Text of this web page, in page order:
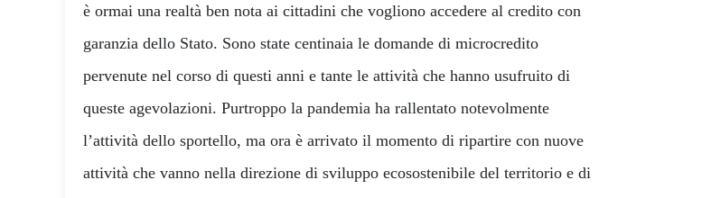
è ormai una realtà ben nota ai cittadini che vogliono accedere al credito con
garanzia dello Stato. Sono state centinaia le domande di microcredito
pervenute nel corso di questi anni e tante le attività che hanno usufruito di
queste agevolazioni. Purtroppo la pandemia ha rallentato notevolmente
l’attività dello sportello, ma ora è arrivato il momento di ripartire con nuove
attività che vanno nella direzione di sviluppo ecosostenibile del territorio e di